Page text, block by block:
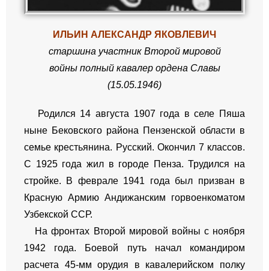
ИЛЬИН АЛЕКСАНДР ЯКОВЛЕВИЧ
старшина участник Второй мировой
войны полный кавалер ордена Славы
(15.05.1946)
Родился 14 августа 1907 года в селе Пяша
ныне Бековского района Пензенской области в
семье крестьянина. Русский. Окончил 7 классов.
С 1925 года жил в городе Пенза. Трудился на
стройке. В феврале 1941 года был призван в
Красную Армию Андижанским горвоенкоматом
Узбекской ССР.
На фронтах Второй мировой войны с ноября
1942 года. Боевой путь начал командиром
расчета 45-мм орудия в кавалерийском полку